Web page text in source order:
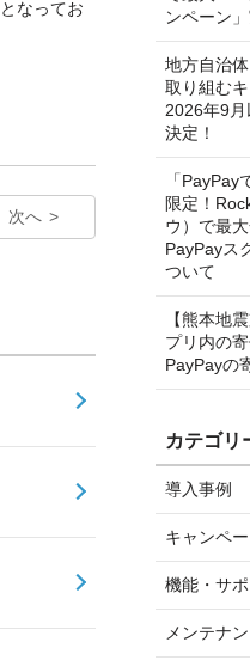
なってお
次へ
ンペーン
地方自治
取り組むキ
2026年9
決定！
「
限定！
ウ）で最
PayPayス
ついて
【熊本地
プリ内の
PayPayの
カテゴリ
導入事例
キャンペ
機能・サ
メンテナ